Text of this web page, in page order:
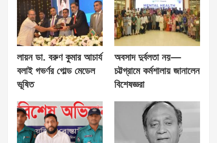
লায়ন ডা. বরুণ কুমার আচার্য
বলাই গভর্ণর গোল্ড মেডেল
ভূষিত
অবসাদ দুর্বলতা নয়—
চট্টগ্রামে কর্মশালায় জানালেন
বিশেষজ্ঞরা